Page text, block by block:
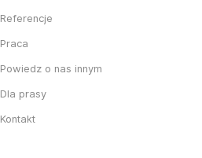
Referencje
Praca
Powiedz o nas innym
Dla prasy
Kontakt